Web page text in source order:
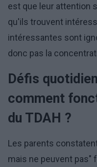
est que leur attention
qu'ils trouvent
intéressantes sont
donc pas la
Défis
comment
du TDAH ?
Les parents
mais ne peuvent pas"